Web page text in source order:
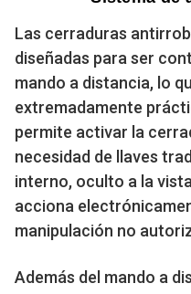
Las cerraduras
diseñadas para ser
mando a distancia, lo
extremadamente
permite activar la
necesidad de llaves
interno, oculto a la
acciona
manipulación no
Además del mando a